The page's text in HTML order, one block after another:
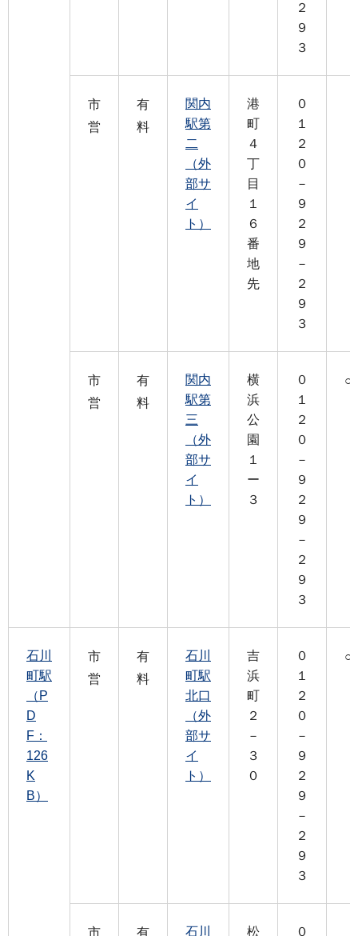
２
９
３
市
営
有
料
関内
駅第
二
（外
部サ
イ
ト）
港
町
４
丁
目
１
６
番
地
先
０
１
２
０
－
９
２
９
－
２
９
３
市
営
有
料
関内
駅第
三
（外
部サ
イ
ト）
横
浜
公
園
１
ー
３
０
１
２
０
－
９
２
９
－
２
９
３
○
石川
町駅
（P
D
F：
126
K
B）
市
営
有
料
石川
町駅
北口
（外
部サ
イ
ト）
吉
浜
町
２
－
３
０
０
１
２
０
－
９
２
９
－
２
９
３
○
市
有
石川
松
０